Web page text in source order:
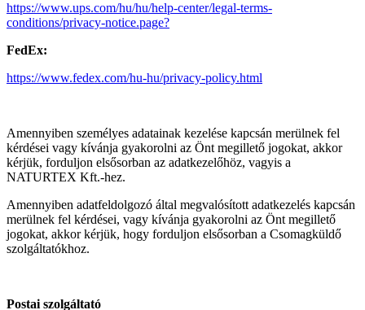
https://www.ups.com/hu/hu/help-center/legal-terms-
conditions/privacy-notice.page?
FedEx:
https://www.fedex.com/hu-hu/privacy-policy.html
Amennyiben személyes adatainak kezelése kapcsán merülnek fel
kérdései vagy kívánja gyakorolni az Önt megillető jogokat, akkor
kérjük, forduljon elsősorban az adatkezelőhöz, vagyis a
NATURTEX Kft.-hez.
Amennyiben adatfeldolgozó által megvalósított adatkezelés kapcsán
merülnek fel kérdései, vagy kívánja gyakorolni az Önt megillető
jogokat, akkor kérjük, hogy forduljon elsősorban a Csomagküldő
szolgáltatókhoz.
Postai szolgáltató